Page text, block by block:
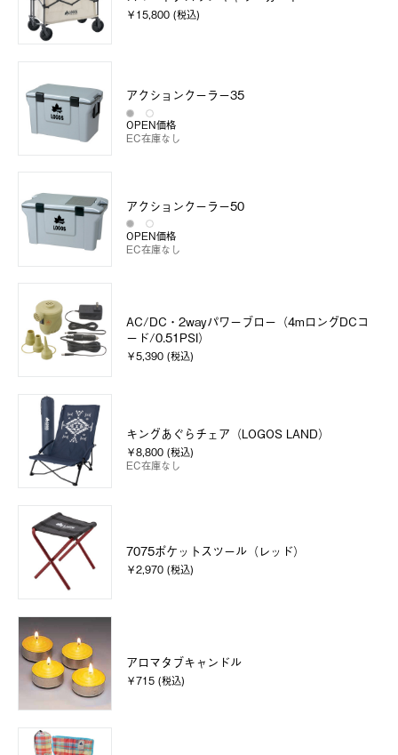
￥15,800 (税込)
アクションクーラー35
OPEN価格
EC在庫なし
アクションクーラー50
OPEN価格
EC在庫なし
AC/DC・2wayパワーブロー（4mロングDCコ
ード/0.51PSI）
￥5,390 (税込)
キングあぐらチェア（LOGOS LAND）
￥8,800 (税込)
EC在庫なし
7075ポケットスツール（レッド）
￥2,970 (税込)
アロマタブキャンドル
￥715 (税込)